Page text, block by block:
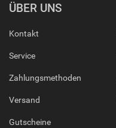
ÜBER UNS
Kontakt
Service
Zahlungsmethoden
Versand
Gutscheine